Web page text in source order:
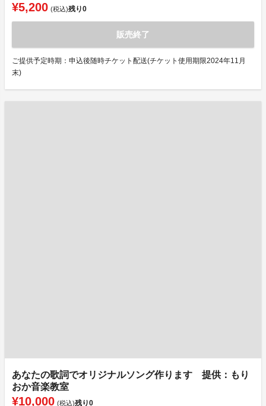
¥5,200 (税込)残り0
販売終了
ご提供予定時期：申込後随時チケット配送(チケット使用期限2024年11月
末)
あなたの歌詞でオリジナルソング作ります 提供：もり
おか音楽教室
¥10,000 (税込)残り0